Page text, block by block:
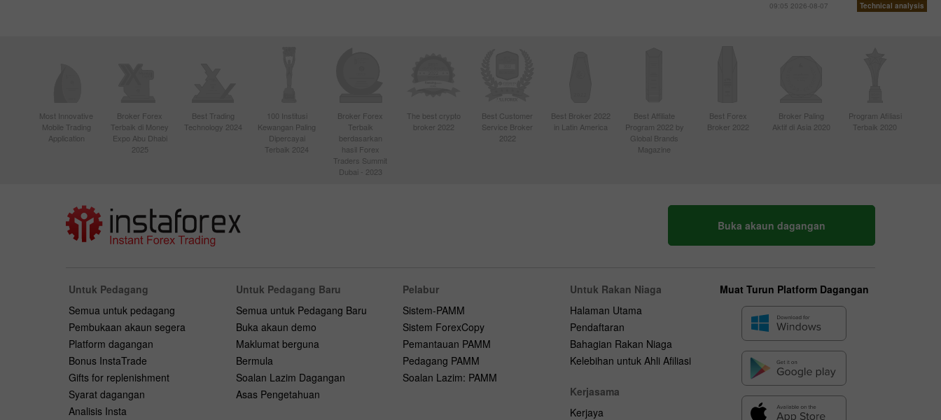
09:05 2026-08-07
Technical analysis
Most Innovative
Mobile Trading
Application
Broker Forex
Terbaik di Money
Expo Abu Dhabi
2025
Best Trading
Technology 2024
100 Institusi
Kewangan Paling
Dipercayai
Terbaik 2024
Broker Forex
Terbaik
berdasarkan
hasil Forex
Traders Summit
Dubai - 2023
The best crypto
broker 2022
Best Customer
Service Broker
2022
Best Broker 2022
in Latin America
Best Affiliate
Program 2022 by
Global Brands
Magazine
Best Forex
Broker 2022
Broker Paling
Aktif di Asia 2020
Program Afiliasi
Terbaik 2020
Buka akaun dagangan
Untuk Pedagang
Semua untuk pedagang
Pembukaan akaun segera
Platform dagangan
Bonus InstaTrade
Gifts for replenishment
Syarat dagangan
Analisis Insta
Untuk Pedagang Baru
Semua untuk Pedagang Baru
Buka akaun demo
Maklumat berguna
Bermula
Soalan Lazim Dagangan
Asas Pengetahuan
Pelabur
Sistem-PAMM
Sistem ForexCopy
Pemantauan PAMM
Pedagang PAMM
Soalan Lazim: PAMM
Untuk Rakan Niaga
Halaman Utama
Pendaftaran
Bahagian Rakan Niaga
Kelebihan untuk Ahli Afiliasi
Kerjasama
Kerjaya
Muat Turun Platform Dagangan